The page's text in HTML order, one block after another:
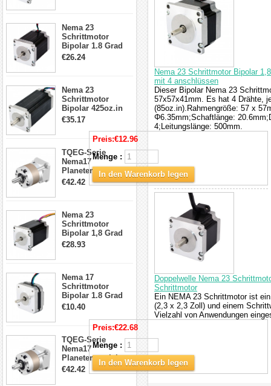
Nema 23
Schrittmotor
Bipolar 1.8 Grad
1.9Nm 3A 3.36V 4
€26.24
Nema 23
Schrittmotor
Bipolar 425oz.in
4.2A 57x57x114mm
Schrittmotor
€35.17
TQEG-Serie
Nema17
Planetengetriebe
5:1 Spiel 15Arc-
€42.42
Nema 23
Schrittmotor
Bipolar 1,8 Grad
2,83Nm 4 A 2,26V
€28.93
Nema 17
Schrittmotor
Bipolar 1.8 Grad
8.7Ncm 1A 3.5V 4
Schrittmotor
€10.40
TQEG-Serie
Nema17
Planetengetriebe
10:1 Spiel 15Arc-
min für Nema 17
€42.42
Nema 23 Schrittmotor Bipolar
mit 4 anschlüssen
Dieser Bipolar Nema 23
57x57x41mm. Es hat 4 Drähte,
(85oz.in).Rahmengröße: 57 x
Φ6.35mm;Schaftlänge:
4;Leitungslänge: 500mm.
Preis:€12.96
Menge :
In den Warenkorb legen
Doppelwelle Nema 23
Schrittmotor
Ein NEMA 23 Schrittmotor ist
(2,3 x 2,3 Zoll) und einem
Vielzahl von Anwendungen
Preis:€22.68
Menge :
In den Warenkorb legen